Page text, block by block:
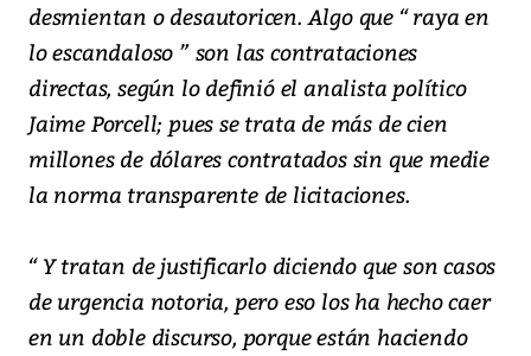
desmientan o desautoricen. Algo que “ raya en
lo escandaloso ” son las contrataciones
directas, según lo definió el analista político
Jaime Porcell; pues se trata de más de cien
millones de dólares contratados sin que medie
la norma transparente de licitaciones.
“ Y tratan de justificarlo diciendo que son casos
de urgencia notoria, pero eso los ha hecho caer
en un doble discurso, porque están haciendo